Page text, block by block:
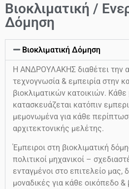
Βιοκλιματική /
Δόμηση
Βιοκλιματική Δόμηση
Η ΑΝΔΡΟΥΛΑΚΗΣ διαθέτει την
τεχνογνωσία & εμπειρία στην
βιοκλιματικών κατοικιών. Κάθε
κατασκευάζεται κατόπιν
μεμονωμένα για κάθε
αρχιτεκτονικής μελέτης.
Έμπειροι στη βιοκλιματική
πολιτικοί μηχανικοί –
ενταγμένοι στο επιτελείο μας,
μοναδικές για κάθε οικόπεδο